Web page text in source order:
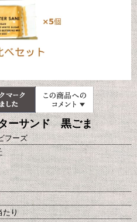
ーサンド 黒ごま
フーズ
たり